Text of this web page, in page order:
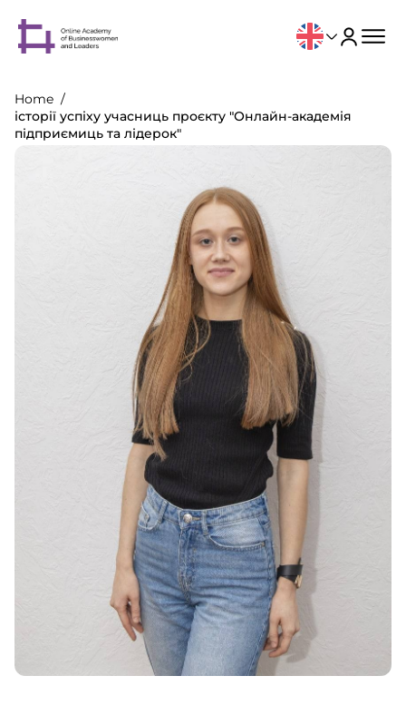
Home
історії успіху учасниць проєкту "Онлайн-академія
підприємиць та лідерок"